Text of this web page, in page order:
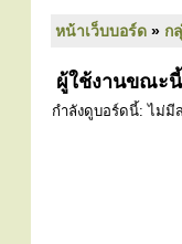
หน้าเว็บบอร์ด » ก
ผู้ใช้งานขณะนี้
กำลังดูบอร์ดนี้: ไม่